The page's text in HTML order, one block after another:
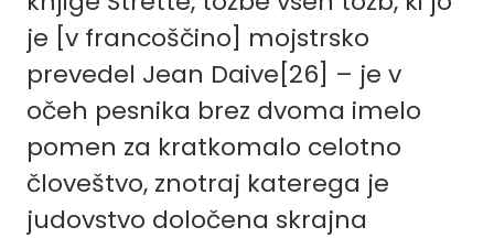
je [v francoščino] mojstrsko
prevedel Jean Daive[26] – je v
očeh pesnika brez dvoma imelo
pomen za kratkomalo celotno
človeštvo, znotraj katerega je
judovstvo določena skrajna